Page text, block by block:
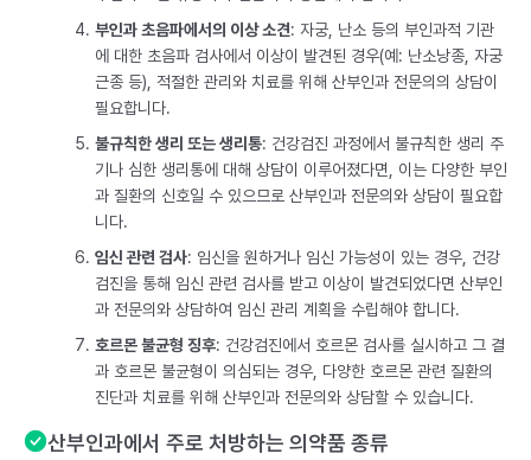
부인과 초음파에서의 이상 소견: 자궁, 난소 등의 부인과적 기관
에 대한 초음파 검사에서 이상이 발견된 경우(예: 난소낭종, 자궁
근종 등), 적절한 관리와 치료를 위해 산부인과 전문의의 상담이
필요합니다.
불규칙한 생리 또는 생리통: 건강검진 과정에서 불규칙한 생리 주
기나 심한 생리통에 대해 상담이 이루어졌다면, 이는 다양한 부인
과 질환의 신호일 수 있으므로 산부인과 전문의와 상담이 필요합
니다.
임신 관련 검사: 임신을 원하거나 임신 가능성이 있는 경우, 건강
검진을 통해 임신 관련 검사를 받고 이상이 발견되었다면 산부인
과 전문의와 상담하여 임신 관리 계획을 수립해야 합니다.
호르몬 불균형 징후: 건강검진에서 호르몬 검사를 실시하고 그 결
과 호르몬 불균형이 의심되는 경우, 다양한 호르몬 관련 질환의
진단과 치료를 위해 산부인과 전문의와 상담할 수 있습니다.
산부인과에서 주로 처방하는 의약품 종류